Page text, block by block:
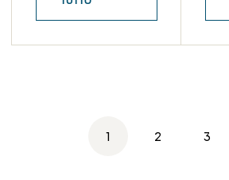
1 2 3